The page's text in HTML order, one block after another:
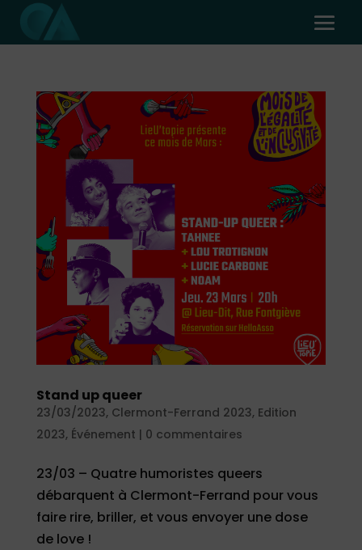
Stand up queer
23/03/2023, Clermont-Ferrand 2023, Edition
2023, Événement | 0 commentaires
23/03 – Quatre humoristes queers
débarquent à Clermont-Ferrand pour vous
faire rire, briller, et vous envoyer une dose
de love !